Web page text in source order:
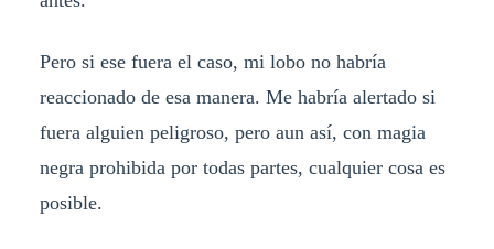
Pero si ese fuera el caso, mi lobo no habría
reaccionado de esa manera. Me habría alertado si
fuera alguien peligroso, pero aun así, con magia
negra prohibida por todas partes, cualquier cosa es
posible.